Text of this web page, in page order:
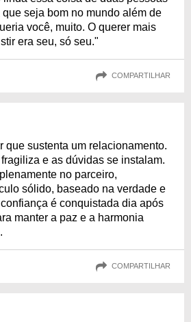
seja bom no mundo além de
você, muito. O querer mais
era seu, só seu."
COMPARTILHAR
que sustenta um relacionamento.
e as dúvidas se instalam.
no parceiro,
sólido, baseado na verdade e
é conquistada dia após
manter a paz e a harmonia
COMPARTILHAR